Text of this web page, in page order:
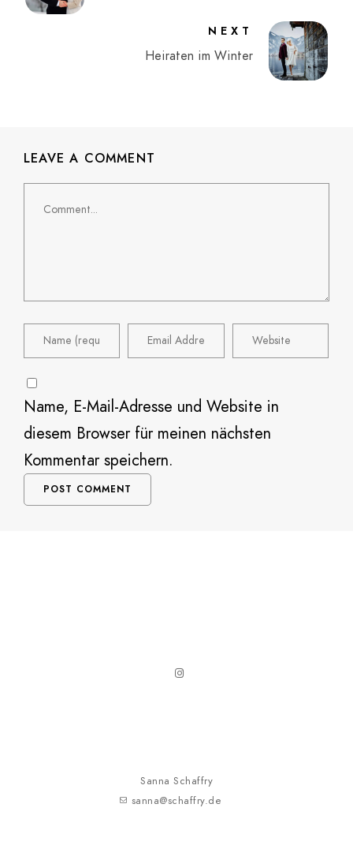
NEXT
Heiraten im Winter
LEAVE A COMMENT
Name, E-Mail-Adresse und Website in
diesem Browser für meinen nächsten
Kommentar speichern.
Sanna Schaffry
sanna@schaffry.de